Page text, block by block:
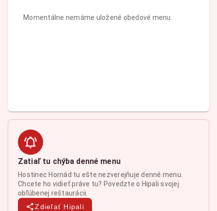
Momentálne nemáme uložené obedové menu.
Zatiaľ tu chýba denné menu
Hostinec Hornád tu ešte nezverejňuje denné menu.
Chcete ho vidieť práve tu? Povedzte o Hipali svojej
obľúbenej reštaurácii.
Zdieľať Hipali